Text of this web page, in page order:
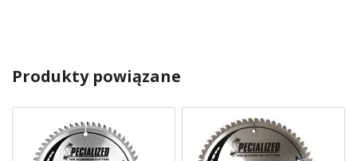
Produkty powiązane